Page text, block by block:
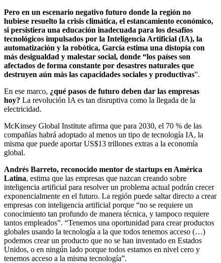
Pero en un escenario negativo futuro donde la región no
hubiese resuelto la crisis climática, el estancamiento económico,
si persistiera una educación inadecuada para los desafíos
tecnológicos impulsados por la Inteligencia Artificial (IA), la
automatización y la robótica, García estima una distopía con
más desigualdad y malestar social, donde “los países son
afectados de forma constante por desastres naturales que
destruyen aún más las capacidades sociales y productivas”.
En ese marco, ¿qué pasos de futuro deben dar las empresas
hoy? La revolución IA es tan disruptiva como la llegada de la
electricidad.
McKinsey Global Institute afirma que para 2030, el 70 % de las
compañías habrá adoptado al menos un tipo de tecnología IA, la
misma que puede aportar US$13 trillones extras a la economía
global.
Andrés Barreto, reconocido mentor de startups en América
Latina, estima que las empresas que nazcan creando sobre
inteligencia artificial para resolver un problema actual podrán crecer
exponencialmente en el futuro. La región puede saltar directo a crear
empresas con inteligencia artificial porque “no se requiere un
conocimiento tan profundo de manera técnica, y tampoco requiere
tantos empleados”. “Tenemos una oportunidad para crear productos
globales usando la tecnología a la que todos tenemos acceso (…)
podemos crear un producto que no se han inventado en Estados
Unidos, o en ningún lado porque todos estamos en nivel cero y
tenemos acceso a la misma tecnología”.